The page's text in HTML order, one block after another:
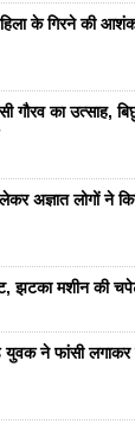
के गिरने की
गौरव का उत्साह,
अज्ञात लोगों ने
झटका मशीन की
ने फांसी लगाकर